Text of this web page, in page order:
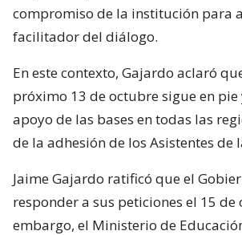
compromiso de la institución para
facilitador del diálogo.
En este contexto, Gajardo aclaró
próximo 13 de octubre sigue en pie
apoyo de las bases en todas las
de la adhesión de los Asistentes de
Jaime Gajardo ratificó que el
responder a sus peticiones el 15 de
embargo, el Ministerio de